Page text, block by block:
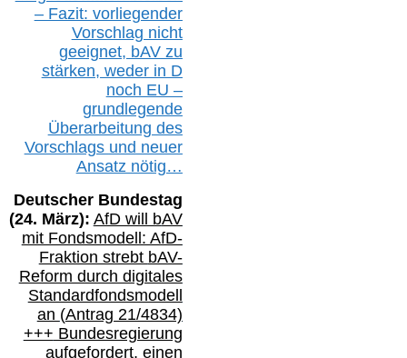
– Fazit: vorliegender
Vorschlag nicht
geeignet, bAVzu
stärken, weder in D
noch EU –
grundlegende
Überarbeitung des
Vorschlags und neuer
Ansatz nötig…
Deutscher Bundestag
(24. März): AfD will bAV
mit Fondsmodell: AfD-
Fraktion strebt bAV-
Reform durch digitales
Standardfondsmodell
an (Antrag 21/4834)
+++ Bundesregierung
aufgefordert, einen